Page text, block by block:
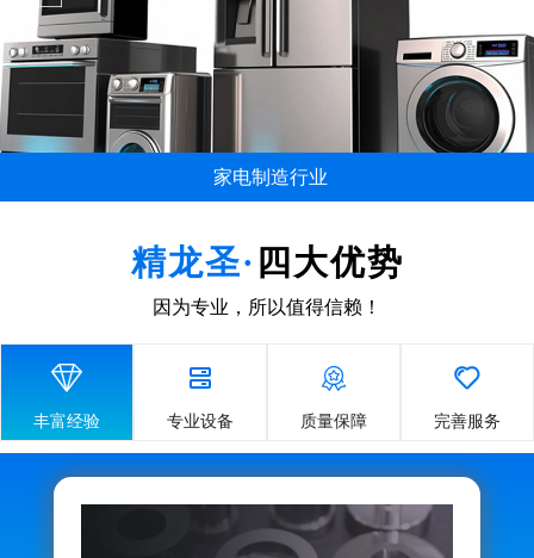
家电制造行业
精龙圣· 四大优势
因为专业，所以值得信赖！

丰富经验

专业设备

质量保障

完善服务